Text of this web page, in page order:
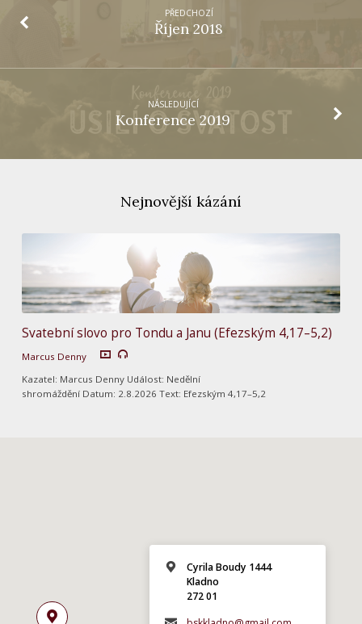
PŘEDCHOZÍ
Říjen 2018
NÁSLEDUJÍCÍ
Konference 2019
Nejnovější kázání
Svatební slovo pro Tondu a Janu (Efezským 4,17–5,2)
Marcus Denny
Kazatel: Marcus Denny Událost: Nedělní
shromáždění Datum: 2.8.2026 Text: Efezským 4,17–5,2
Cyrila Boudy 1444
Kladno
272 01